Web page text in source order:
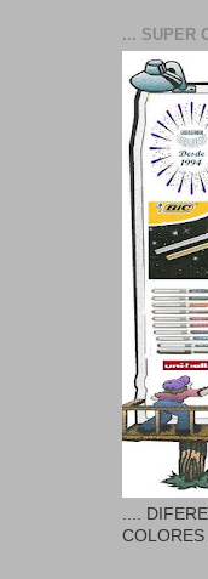
... SUPER
....
COLORES